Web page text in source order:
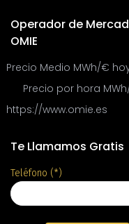
Operador de
OMIE
Precio Medio MWh/€
Precio por hora
https://www.omie.es
Te Llamamos Gratis
Teléfono (*)